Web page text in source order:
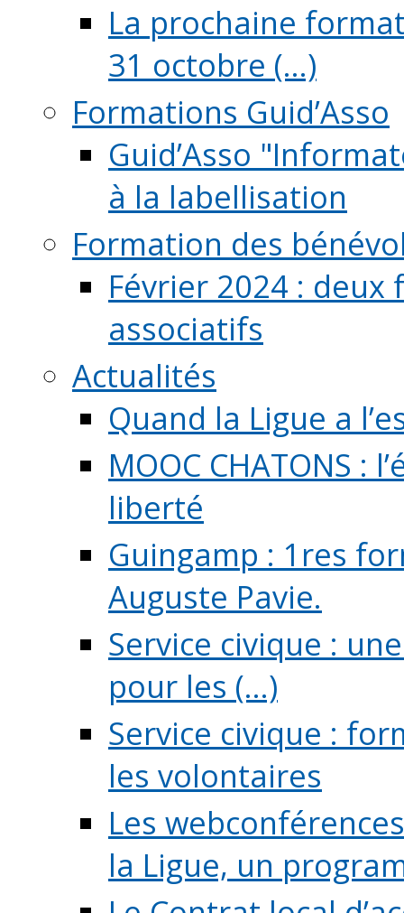
La prochaine
31 octobre (...)
Formations Guid’Asso
Guid’Asso
à la labellisation
Formation des
Février 2024 :
associatifs
Actualités
Quand la Ligue a
MOOC CHATONS
liberté
Guingamp : 1res
Auguste Pavie.
Service civique :
pour les (...)
Service civique :
les volontaires
Les
la Ligue, un